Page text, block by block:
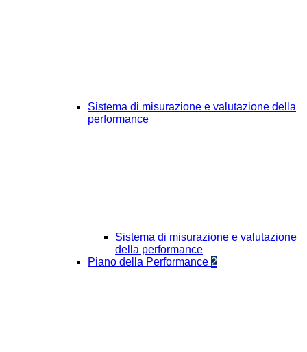
Sistema di misurazione e valutazione della
performance
Sistema di misurazione e valutazione
della performance
Piano della Performance 2